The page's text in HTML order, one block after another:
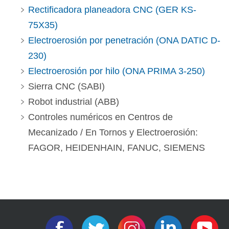
Rectificadora planeadora CNC (GER KS-
75X35)
Electroerosión por penetración (ONA DATIC D-
230)
Electroerosión por hilo (ONA PRIMA 3-250)
Sierra CNC (SABI)
Robot industrial (ABB)
Controles numéricos en Centros de
Mecanizado / En Tornos y Electroerosión:
FAGOR, HEIDENHAIN, FANUC, SIEMENS